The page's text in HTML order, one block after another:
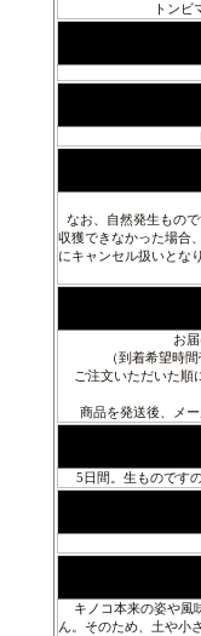
トンビ
なお、自然発生もの
収獲できなかった場合
にキャンセル扱いとな
お
（到着希望時
ご注文いただいた順
商品を発送後、メ
5日間。生ものです
キノコ本来の姿や風
ん。そのため、土や小